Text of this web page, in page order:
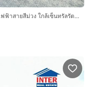
บ้านเดี่ยว 2 ชั้น 135.9 ตร.ว. บ้านเดี่ยว ใกล้รถไฟฟ้าสายสีม่วง ใกล้เซ็นทรัลรัตนาธิเบศร์ ซอยติวานนท์3 แยก15 ถนนติวานนท์ ถนนกรุงเทพฯ-นนทบุรี